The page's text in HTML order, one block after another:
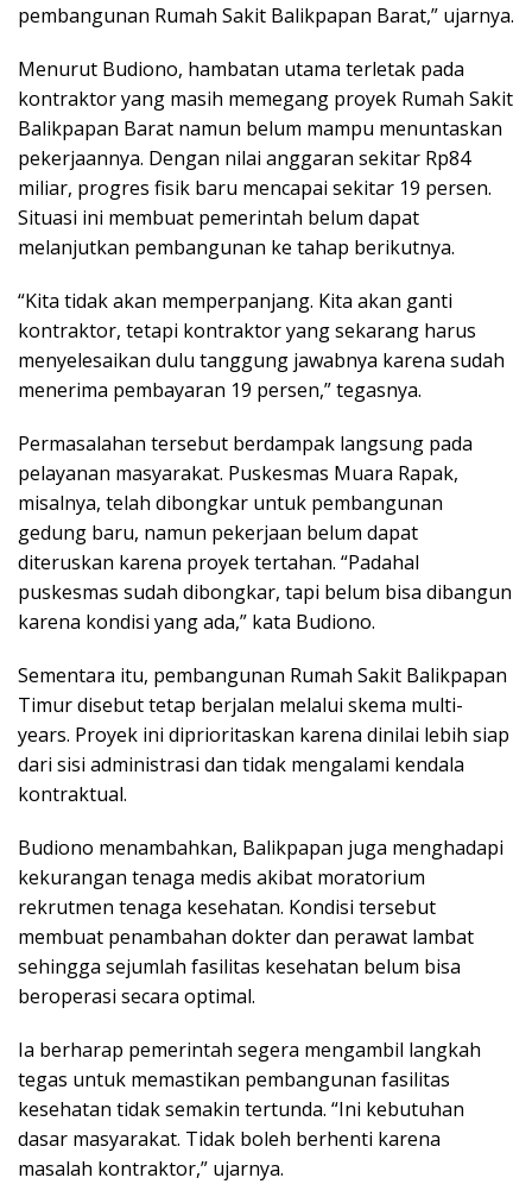
pembangunan Rumah Sakit Balikpapan Barat,” ujarnya.
Menurut Budiono, hambatan utama terletak pada
kontraktor yang masih memegang proyek Rumah Sakit
Balikpapan Barat namun belum mampu menuntaskan
pekerjaannya. Dengan nilai anggaran sekitar Rp84
miliar, progres fisik baru mencapai sekitar 19 persen.
Situasi ini membuat pemerintah belum dapat
melanjutkan pembangunan ke tahap berikutnya.
“Kita tidak akan memperpanjang. Kita akan ganti
kontraktor, tetapi kontraktor yang sekarang harus
menyelesaikan dulu tanggung jawabnya karena sudah
menerima pembayaran 19 persen,” tegasnya.
Permasalahan tersebut berdampak langsung pada
pelayanan masyarakat. Puskesmas Muara Rapak,
misalnya, telah dibongkar untuk pembangunan
gedung baru, namun pekerjaan belum dapat
diteruskan karena proyek tertahan. “Padahal
puskesmas sudah dibongkar, tapi belum bisa dibangun
karena kondisi yang ada,” kata Budiono.
Sementara itu, pembangunan Rumah Sakit Balikpapan
Timur disebut tetap berjalan melalui skema multi-
years. Proyek ini diprioritaskan karena dinilai lebih siap
dari sisi administrasi dan tidak mengalami kendala
kontraktual.
Budiono menambahkan, Balikpapan juga menghadapi
kekurangan tenaga medis akibat moratorium
rekrutmen tenaga kesehatan. Kondisi tersebut
membuat penambahan dokter dan perawat lambat
sehingga sejumlah fasilitas kesehatan belum bisa
beroperasi secara optimal.
Ia berharap pemerintah segera mengambil langkah
tegas untuk memastikan pembangunan fasilitas
kesehatan tidak semakin tertunda. “Ini kebutuhan
dasar masyarakat. Tidak boleh berhenti karena
masalah kontraktor,” ujarnya.